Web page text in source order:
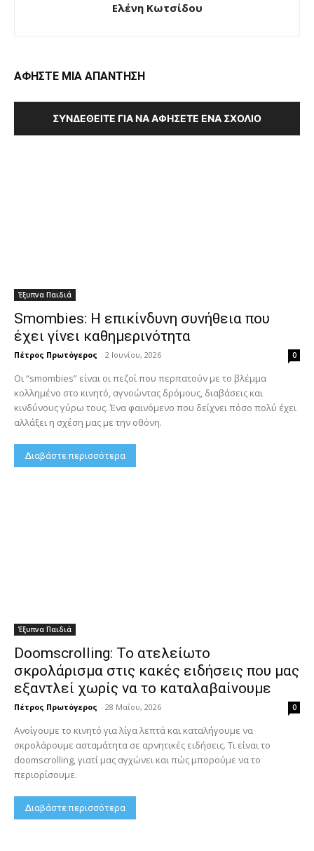
Ελένη Κωτσίδου
ΑΦΗΣΤΕ ΜΙΑ ΑΠΑΝΤΗΣΗ
ΣΥΝΔΕΘΕΊΤΕ ΓΙΑ ΝΑ ΑΦΉΣΕΤΕ ΈΝΑ ΣΧΌΛΙΟ
Έξυπνα Παιδιά
Smombies: Η επικίνδυνη συνήθεια που
έχει γίνει καθημερινότητα
Πέτρος Πρωτόγερος - 2 Ιουνίου, 2026 0
Οι “smombies” είναι οι πεζοί που περπατούν με το βλέμμα
κολλημένο στο κινητό, αγνοώντας δρόμους, διαβάσεις και
κινδύνους γύρω τους. Ένα φαινόμενο που δείχνει πόσο πολύ έχει
αλλάξει η σχέση μας με την οθόνη.
Διαβάστε περισσότερα
Έξυπνα Παιδιά
Doomscrolling: Το ατελείωτο
σκρολάρισμα στις κακές ειδήσεις που μας
εξαντλεί χωρίς να το καταλαβαίνουμε
Πέτρος Πρωτόγερος - 28 Μαΐου, 2026 0
Ανοίγουμε το κινητό για λίγα λεπτά και καταλήγουμε να
σκρολάρουμε ασταμάτητα σε αρνητικές ειδήσεις. Τι είναι το
doomscrolling, γιατί μας αγχώνει και πώς μπορούμε να το
περιορίσουμε.
Διαβάστε περισσότερα